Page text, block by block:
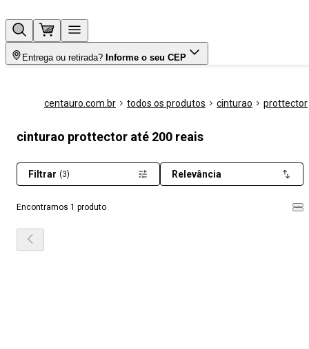
Entrega ou retirada? Informe o seu CEP
centauro.com.br todos os produtos cinturao prottector
cinturao prottector até 200 reais
Encontramos 1 produto
Filtrar (3) Relevância